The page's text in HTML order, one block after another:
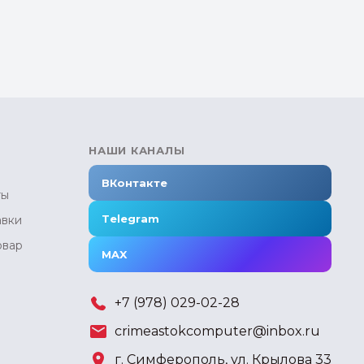
НАШИ КАНАЛЫ
ВКонтакте
Telegram
MAX
+7 (978) 029-02-28
crimeastokcomputer@inbox.ru
г. Симферополь, ул. Крылова 33